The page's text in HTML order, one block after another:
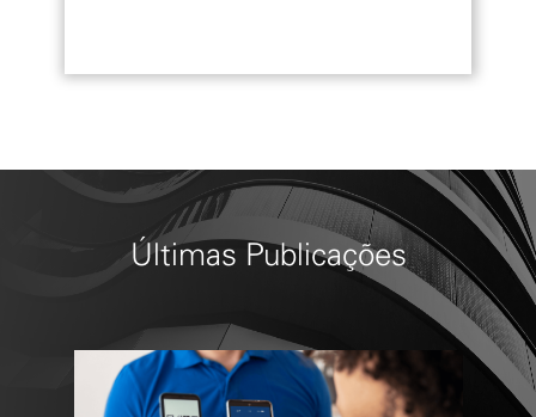
Últimas Publicações